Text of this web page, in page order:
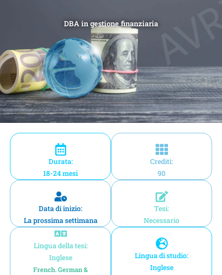
DBA in gestione finanziaria
Durata:
18-24 mesi
Crediti:
90
Data di inizio:
La prossima settimana
Tesi:
Necessario
Lingua della tesi:
Inglese
French. German &
Lingua di studio:
Inglese